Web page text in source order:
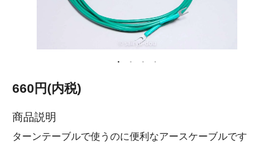
660円(内税)
商品説明
ターンテーブルで使うのに便利なアースケーブルです